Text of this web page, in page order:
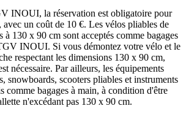
INOUI, la réservation est obligatoire pour
avec un coût de 10 €. Les vélos pliables de
à 130 x 90 cm sont acceptés comme bagages
INOUI. Si vous démontez votre vélo et le
respectant les dimensions 130 x 90 cm,
nécessaire. Par ailleurs, les équipements
snowboards, scooters pliables et instruments
comme bagages à main, à condition d'être
n'excédant pas 130 x 90 cm.